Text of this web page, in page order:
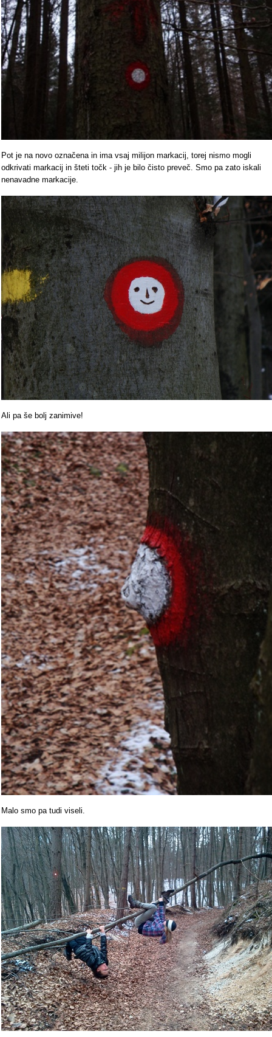
Pot je na novo označena in ima vsaj milijon markacij, torej nismo mogli
odkrivati markacij in šteti točk - jih je bilo čisto preveč. Smo pa zato iskali
nenavadne markacije.
Ali pa še bolj zanimive!
Malo smo pa tudi viseli.